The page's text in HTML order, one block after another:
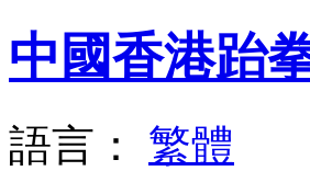
中國香港跆
語言： 繁體